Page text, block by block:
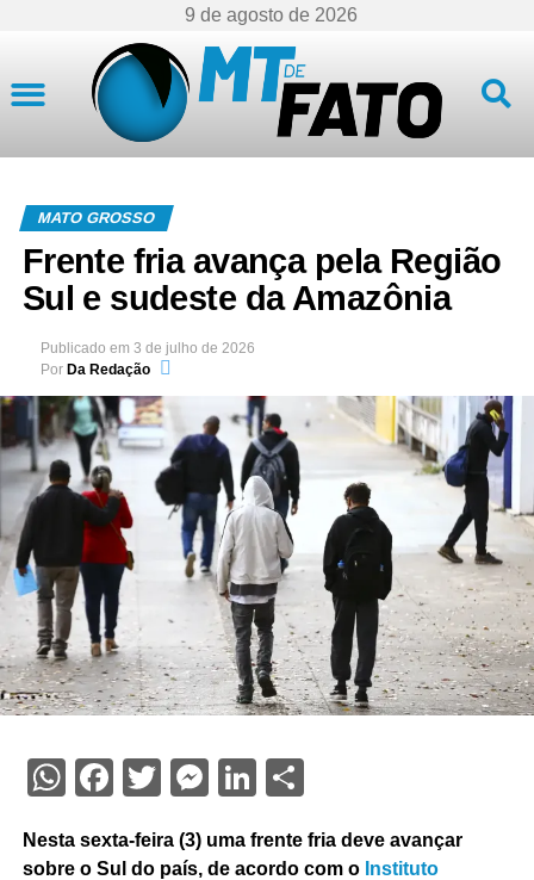
9 de agosto de 2026
MATO GROSSO
Frente fria avança pela Região
Sul e sudeste da Amazônia
Publicado em 3 de julho de 2026
Por Da Redação
WhatsApp
Facebook
Twitter
Messenger
LinkedIn
Share
Nesta sexta-feira (3) uma frente fria deve avançar
sobre o Sul do país, de acordo com o Instituto